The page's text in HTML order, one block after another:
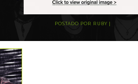
POSTADO POR RUBY